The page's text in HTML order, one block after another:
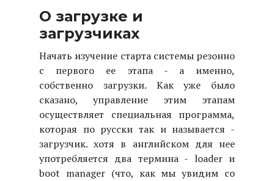
О загрузке и
загрузчиках
Начать изучение старта системы резонно
с первого ее этапа - а именно,
собственно загрузки. Как уже было
сказано, управление этим этапам
осуществляет специальная программа,
которая по русски так и называется -
загрузчик. хотя в английском для нее
употребляется два термина - loader и
boot manager (что, как мы увидим со